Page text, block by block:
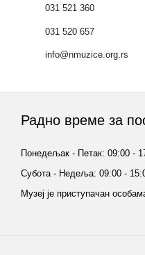
031 521 360
031 520 657
info@nmuzice.org.rs
Радно време за
Понедељак - Петак: 09:00 -
Субота - Недеља: 09:00 -
Музеј је приступачан